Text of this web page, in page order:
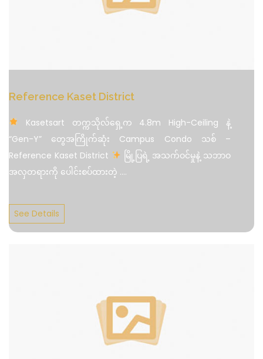
Reference Kaset District
Kasetsart တက္ကသိုလ်ရှေ့က 4.8m High-Ceiling နဲ့
“Gen-Y” တွေအကြိုက်ဆုံး Campus Condo သစ် –
Reference Kaset District
မြို့ပြရဲ့ အသက်ဝင်မှုနဲ့ သဘာဝ
အလှတရားကို ပေါင်းစပ်ထားတဲ့ ....
See Details